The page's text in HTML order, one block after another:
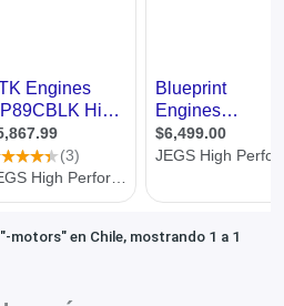
motors" en Chile, mostrando 1 a 1